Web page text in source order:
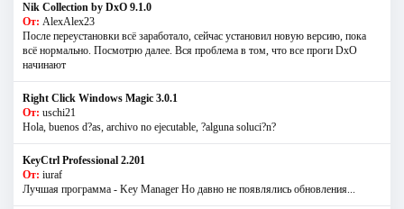
Nik Collection by DxO 9.1.0
От: AlexAlex23
После переустановки всё заработало, сейчас установил новую версию, пока
всё нормально. Посмотрю далее. Вся проблема в том, что все проги DxO
начинают
Right Click Windows Magic 3.0.1
От: uschi21
Hola, buenos d?as, archivo no ejecutable, ?alguna soluci?n?
KeyCtrl Professional 2.201
От: iuraf
Лучшая программа - Key Manager Но давно не появлялись обновления...